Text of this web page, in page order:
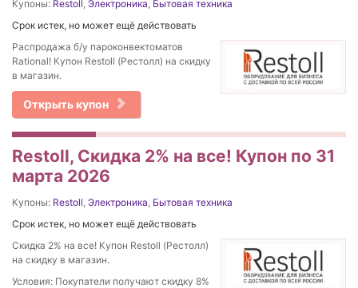
Купоны: Restoll, Электроника, Бытовая техника
Срок истек, но может ещё действовать
Распродажа б/у пароконвектоматов
Rational! Купон Restoll (Рестолл) на скидку
в магазин.
Открыть купон
Restoll, Скидка 2% на все! Купон по 31
марта 2026
Купоны: Restoll, Электроника, Бытовая техника
Срок истек, но может ещё действовать
Скидка 2% на все! Купон Restoll (Рестолл)
на скидку в магазин.
Условия: Покупатели получают скидку 8%